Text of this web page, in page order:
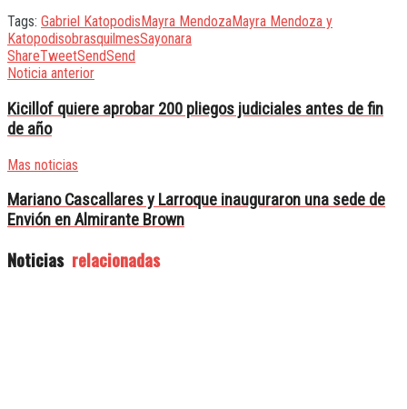
Tags: Gabriel Katopodis Mayra MendozaMayra Mendoza y
KatopodisobrasquilmesSayonara
ShareTweetSendSend
Noticia anterior
Kicillof quiere aprobar 200 pliegos judiciales antes de fin
de año
Mas noticias
Mariano Cascallares y Larroque inauguraron una sede de
Envión en Almirante Brown
Noticias relacionadas